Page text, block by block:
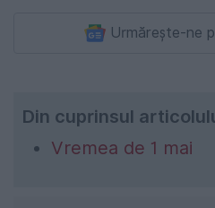
Urmărește-ne
Din cuprinsul
Vremea de 1 mai